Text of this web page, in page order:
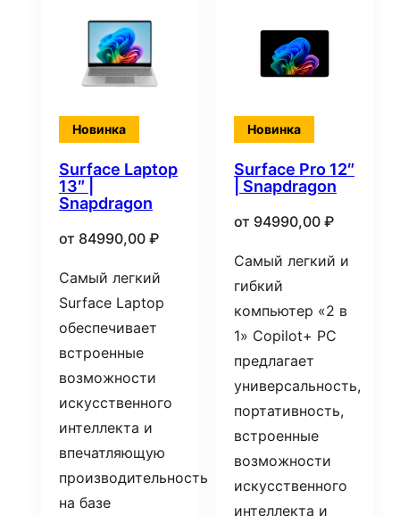
Новинка
Surface Laptop
13″ |
Snapdragon
от 84990,00 ₽
Самый легкий
Surface Laptop
обеспечивает
встроенные
возможности
искусственного
интеллекта и
впечатляющую
производительность
на базе
Новинка
Surface Pro 12″
| Snapdragon
от 94990,00 ₽
Самый легкий и
гибкий
компьютер «2 в
1» Copilot+ PC
предлагает
универсальность,
портативность,
встроенные
возможности
искусственного
интеллекта и